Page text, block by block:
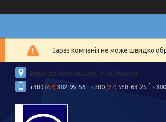
Зараз компанія не може швидко
Вільні та Незламні вул., Київ, Україна
+380 (67) 382-95-56 +380 (67) 558-63-25 +380